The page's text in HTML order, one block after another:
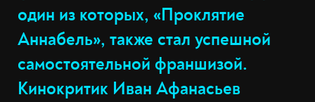
один из которых, «Проклятие
Аннабель», также стал успешной
самостоятельной франшизой.
Кинокритик Иван Афанасьев